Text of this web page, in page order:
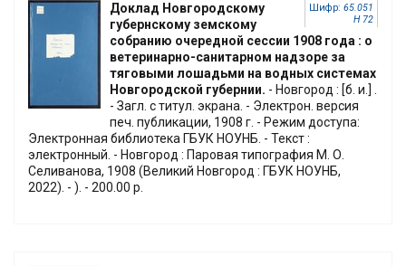
Шифр: 65.051
Н 72
Доклад Новгородскому
губернскому земскому
собранию очередной сессии 1908 года : о
ветеринарно-санитарном надзоре за
тяговыми лошадьми на водных системах
Новгородской губернии. - Новгород : [б. и.] .
- Загл. с титул. экрана. - Электрон. версия
печ. публикации, 1908 г. - Режим доступа:
Электронная библиотека ГБУК НОУНБ. - Текст :
электронный. - Новгород : Паровая типография М. О.
Селиванова, 1908 (Великий Новгород : ГБУК НОУНБ,
2022). - ). - 200.00 р.